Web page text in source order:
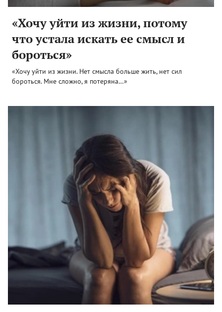
«Хочу уйти из жизни, потому
что устала искать ее смысл и
бороться»
«Хочу уйти из жизни. Нет смысла больше жить, нет сил
бороться. Мне сложно, я потеряна…»